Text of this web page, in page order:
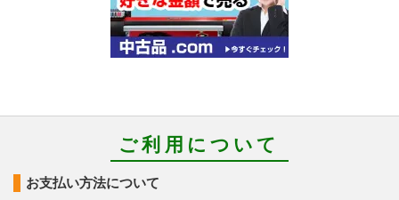
ご利用について
お支払い方法について